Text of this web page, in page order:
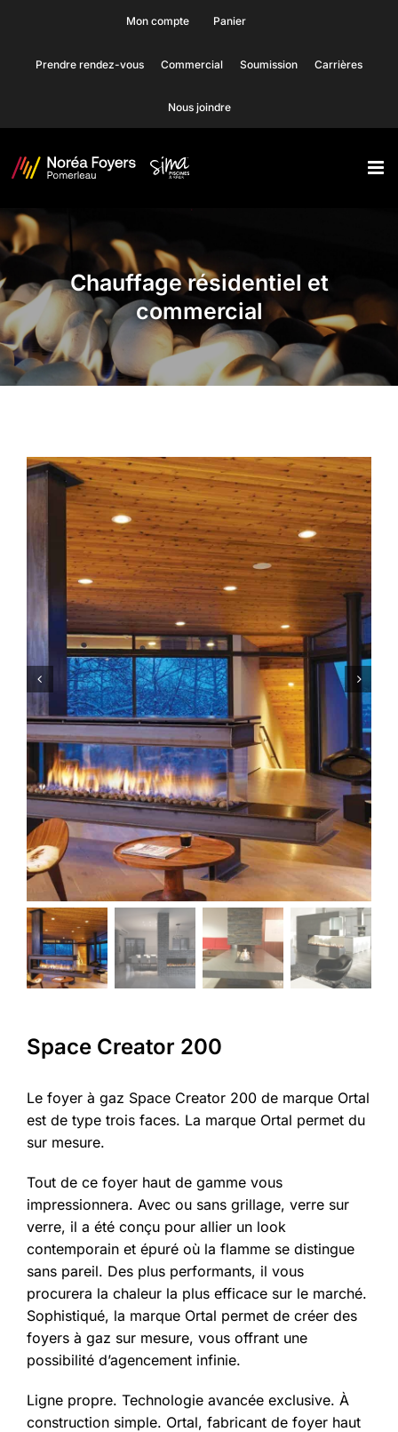
content
Mon compte Panier
Prendre rendez-vous Commercial Soumission Carrières
Nous joindre
Chauffage résidentiel et
commercial
Space Creator 200
Le foyer à gaz Space Creator 200 de marque Ortal
est de type trois faces. La marque Ortal permet du
sur mesure.
Tout de ce foyer haut de gamme vous
impressionnera. Avec ou sans grillage, verre sur
verre, il a été conçu pour allier un look
contemporain et épuré où la flamme se distingue
sans pareil. Des plus performants, il vous
procurera la chaleur la plus efficace sur le marché.
Sophistiqué, la marque Ortal permet de créer des
foyers à gaz sur mesure, vous offrant une
possibilité d’agencement infinie.
Ligne propre. Technologie avancée exclusive. À
construction simple. Ortal, fabricant de foyer haut